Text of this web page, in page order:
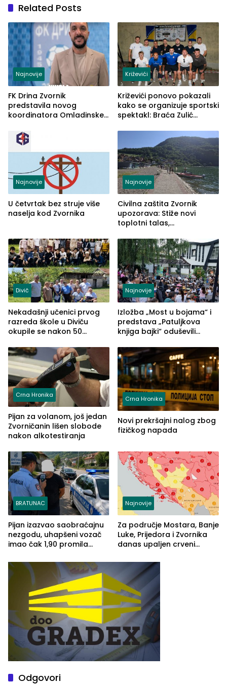
Related Posts
Najnovije
FK Drina Zvornik
predstavila novog
koordinatora Omladinske
Križevići
Križevići ponovo pokazali
kako se organizuje sportski
spektakl: Braća Zulić
Najnovije
U četvrtak bez struje više
naselja kod Zvornika
Najnovije
Civilna zaštita Zvornik
upozorava: Stiže novi
toplotni talas,
Divič
Nekadašnji učenici prvog
razreda škole u Diviču
okupile se nakon 50
Pašić im održao čas
(FOTO)
Najnovije
Izložba „Most u bojama“ i
predstava „Patuljkova
knjiga bajki“ oduševili
Crna Hronika
Pijan za volanom, još jedan
Zvorničanin lišen slobode
nakon alkotestiranja
Crna Hronika
Novi prekršajni nalog zbog
fizičkog napada
BRATUNAC
Pijan izazvao saobraćajnu
nezgodu, uhapšeni vozač
imao čak 1,90 promila
Najnovije
Za područje Mostara, Banje
Luke, Prijedora i Zvornika
danas upaljen crveni
Odgovori